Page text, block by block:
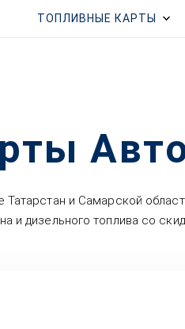
ТОПЛИВНЫЕ КАРТЫ
и Самарской
и дизельного топлива со